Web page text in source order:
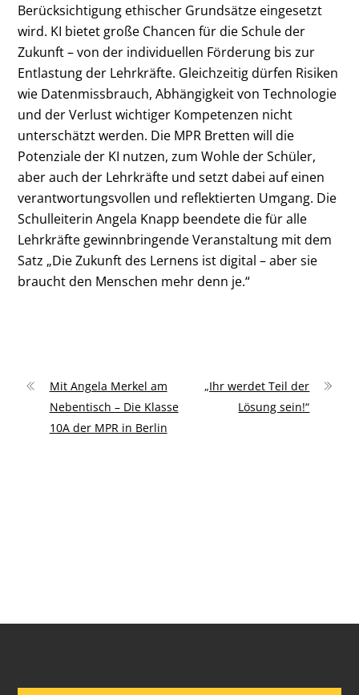
Berücksichtigung ethischer Grundsätze eingesetzt
wird. KI bietet große Chancen für die Schule der
Zukunft – von der individuellen Förderung bis zur
Entlastung der Lehrkräfte. Gleichzeitig dürfen Risiken
wie Datenmissbrauch, Abhängigkeit von Technologie
und der Verlust wichtiger Kompetenzen nicht
unterschätzt werden. Die MPR Bretten will die
Potenziale der KI nutzen, zum Wohle der Schüler,
aber auch der Lehrkräfte und setzt dabei auf einen
verantwortungsvollen und reflektierten Umgang. Die
Schulleiterin Angela Knapp beendete die für alle
Lehrkräfte gewinnbringende Veranstaltung mit dem
Satz „Die Zukunft des Lernens ist digital – aber sie
braucht den Menschen mehr denn je.“
Mit Angela Merkel am
Nebentisch – Die Klasse
10A der MPR in Berlin
„Ihr werdet Teil der
Lösung sein!“